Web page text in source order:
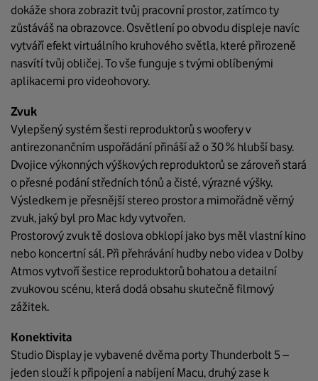
dokáže shora zobrazit tvůj pracovní prostor, zatímco ty
zůstáváš na obrazovce. Osvětlení po obvodu displeje navíc
vytváří efekt virtuálního kruhového světla, které přirozeně
nasvítí tvůj obličej. To vše funguje s tvými oblíbenými
aplikacemi pro videohovory.
Zvuk
Vylepšený systém šesti reproduktorů s woofery v
antirezonančním uspořádání přináší až o 30 % hlubší basy.
Dvojice výkonných výškových reproduktorů se zároveň stará
o přesné podání středních tónů a čisté, výrazné výšky.
Výsledkem je přesnější stereo prostor a mimořádně věrný
zvuk, jaký byl pro Mac kdy vytvořen.
Prostorový zvuk tě doslova obklopí jako bys měl vlastní kino
nebo koncertní sál. Při přehrávání hudby nebo videa v Dolby
Atmos vytvoří šestice reproduktorů bohatou a detailní
zvukovou scénu, která dodá obsahu skutečně filmový
zážitek.
Konektivita
Studio Display je vybavené dvěma porty Thunderbolt 5 –
jeden slouží k připojení a nabíjení Macu, druhý zase k